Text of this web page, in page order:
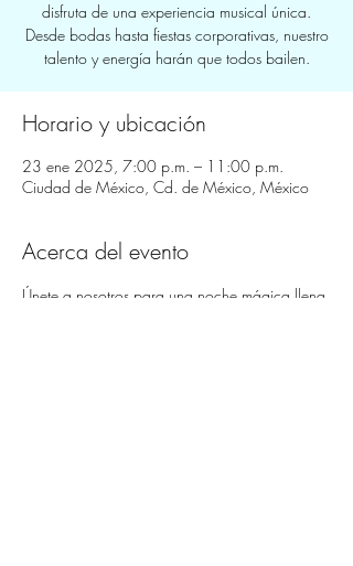
disfruta de una experiencia musical única.
Desde bodas hasta fiestas corporativas, nuestro
talento y energía harán que todos bailen.
Horario y ubicación
23 ene 2025, 7:00 p.m. – 11:00 p.m.
Ciudad de México, Cd. de México, México
Acerca del evento
Únete a nosotros para una noche mágica llena